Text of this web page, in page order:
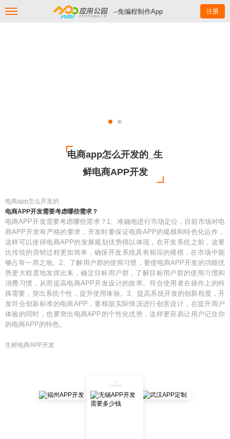
--免编程制作App 注册
电商app怎么开发的_生
鲜电商APP开发
电商app怎么开发的
电商APP开发需要考虑哪些需求？
电商APP开发需要考虑哪些需求？1、准确地进行市场定位，目前市场对电
商APP开发有严格的要求，开发时要保证电商APP的规模和特色化运作，
这样可以使得电商APP的发展规划优势得以体现，在开发系统之前，这要
比传统的营销过程更加简单，确保开发系统具有相应的规模，在市场中能
够占有一席之地。2、了解用户群的使用习惯，要使电商APP开发的功能优
势更大程度地发挥出来，确定目标用户群，了解目标用户群的使用习惯和
消费习惯，从而提高电商APP开发设计的效率。符合使用者在操作上的特
殊需要，突出系统个性，提升使用体验。3、提高系统开发的创新程度，开
发符合创新标准的电商APP，要根据实际情况进行创意设计，在提升用户
体验的同时，也要突出电商APP的个性化优势，这样更容易让用户记住你
的电商APP的特色。
生鲜电商APP开发